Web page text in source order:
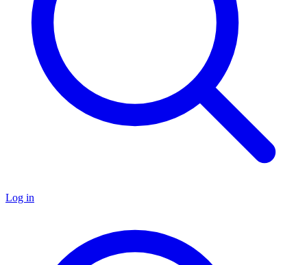
Log in